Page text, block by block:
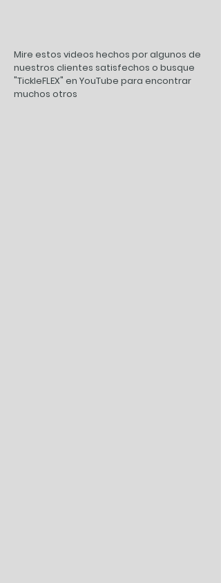
Mire estos videos hechos por algunos de
nuestros clientes satisfechos o busque
"TickleFLEX" en YouTube para encontrar
muchos otros